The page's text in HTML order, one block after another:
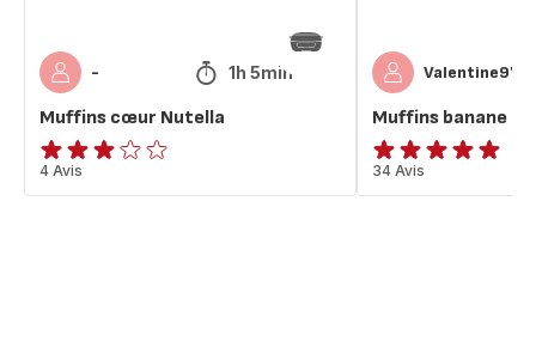
- 1h 5min
Muffins cœur Nutella
Avis
3
4 Avis
Valentine972
Muffins banane
Avis
5
34 Avis